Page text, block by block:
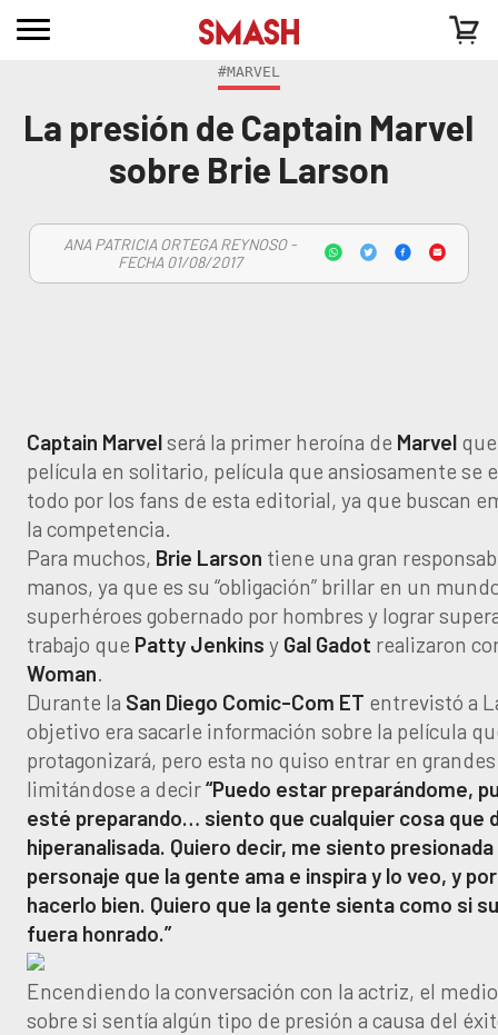
#MARVEL
La presión de Captain Marvel
sobre Brie Larson
ANA PATRICIA ORTEGA REYNOSO -
FECHA 01/08/2017
Captain Marvelserá la primer heroína de Marvel
película en solitario, película que ansiosamente se
todo por los fans de esta editorial, ya que buscan
la competencia.
Para muchos, Brie Larson tiene una gran
manos, ya que es su “obligación” brillar en un
superhéroes gobernado por hombres y lograr
trabajo que Patty Jenkins y Gal Gadot realizaron
Woman.
Durante la San Diego Comic-Com ET entrevistó a
objetivo era sacarle información sobre la película
protagonizará, pero esta no quiso entrar en
limitándose a decir“Puedo estar preparándome,
esté preparando… siento que cualquier cosa que
hiperanalisada. Quiero decir, me siento
personaje que la gente ama e inspira y lo veo, y
hacerlo bien. Quiero que la gente sienta como si
fuera honrado.”
Encendiendo la conversación con la actriz, el
sobre si sentía algún tipo de presión a causa del